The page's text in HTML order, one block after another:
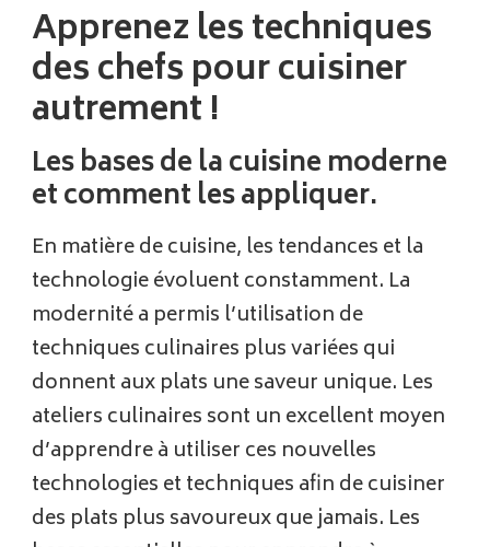
Apprenez les techniques
des chefs pour cuisiner
autrement !
Les bases de la cuisine moderne
et comment les appliquer.
En matière de cuisine, les tendances et la
technologie évoluent constamment. La
modernité a permis l’utilisation de
techniques culinaires plus variées qui
donnent aux plats une saveur unique. Les
ateliers culinaires sont un excellent moyen
d’apprendre à utiliser ces nouvelles
technologies et techniques afin de cuisiner
des plats plus savoureux que jamais. Les